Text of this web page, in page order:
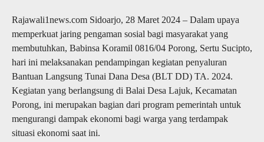
Rajawali1news.com Sidoarjo, 28 Maret 2024 – Dalam upaya
memperkuat jaring pengaman sosial bagi masyarakat yang
membutuhkan, Babinsa Koramil 0816/04 Porong, Sertu Sucipto,
hari ini melaksanakan pendampingan kegiatan penyaluran
Bantuan Langsung Tunai Dana Desa (BLT DD) TA. 2024.
Kegiatan yang berlangsung di Balai Desa Lajuk, Kecamatan
Porong, ini merupakan bagian dari program pemerintah untuk
mengurangi dampak ekonomi bagi warga yang terdampak
situasi ekonomi saat ini.